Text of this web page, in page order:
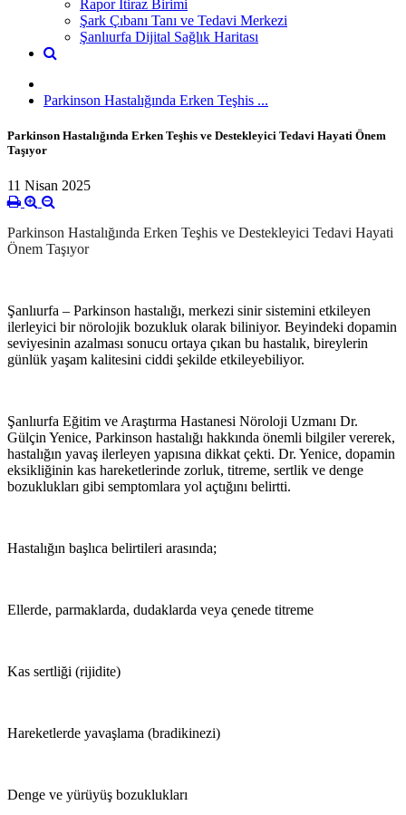
Rapor İtiraz Birimi
Şark Çıbanı Tanı ve Tedavi Merkezi
Şanlıurfa Dijital Sağlık Haritası
Parkinson Hastalığında Erken Teşhis ...
Parkinson Hastalığında Erken Teşhis ve Destekleyici Tedavi Hayati Önem
Taşıyor
11 Nisan 2025
Parkinson Hastalığında Erken Teşhis ve Destekleyici Tedavi Hayati
Önem Taşıyor
Şanlıurfa – Parkinson hastalığı, merkezi sinir sistemini etkileyen
ilerleyici bir nörolojik bozukluk olarak biliniyor. Beyindeki dopamin
seviyesinin azalması sonucu ortaya çıkan bu hastalık, bireylerin
günlük yaşam kalitesini ciddi şekilde etkileyebiliyor.
Şanlıurfa Eğitim ve Araştırma Hastanesi Nöroloji Uzmanı Dr.
Gülçin Yenice, Parkinson hastalığı hakkında önemli bilgiler vererek,
hastalığın yavaş ilerleyen yapısına dikkat çekti. Dr. Yenice, dopamin
eksikliğinin kas hareketlerinde zorluk, titreme, sertlik ve denge
bozuklukları gibi semptomlara yol açtığını belirtti.
Hastalığın başlıca belirtileri arasında;
Ellerde, parmaklarda, dudaklarda veya çenede titreme
Kas sertliği (rijidite)
Hareketlerde yavaşlama (bradikinezi)
Denge ve yürüyüş bozuklukları